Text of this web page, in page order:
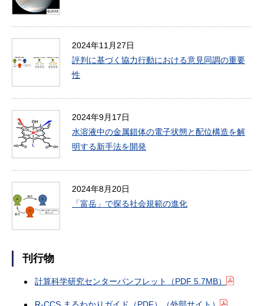
2024年11月27日
評判に基づく協力行動における意見同調の重要
性
2024年9月17日
水溶液中の金属錯体の電子状態と配位構造を解
明する新手法を開発
2024年8月20日
「富岳」で探る社会規範の進化
刊行物
計算科学研究センターパンフレット （PDF 5.7MB）
R-CCS まるわかりガイド（PDF）（外部サイト）